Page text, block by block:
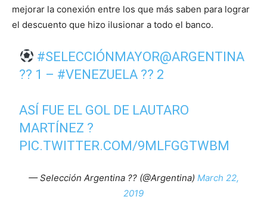
mejorar la conexión entre los que más saben para lograr
el descuento que hizo ilusionar a todo el banco.
#SELECCIÓNMAYOR@ARGENTINA
?? 1 – #VENEZUELA ?? 2
ASÍ FUE EL GOL DE LAUTARO
MARTÍNEZ ?
PIC.TWITTER.COM/9MLFGGTWBM
— Selección Argentina ?? (@Argentina) March 22,
2019